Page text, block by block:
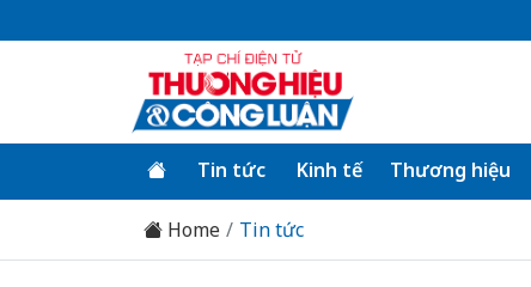
Tin tức Kinh tế Thương hiệu
Home Tin tức